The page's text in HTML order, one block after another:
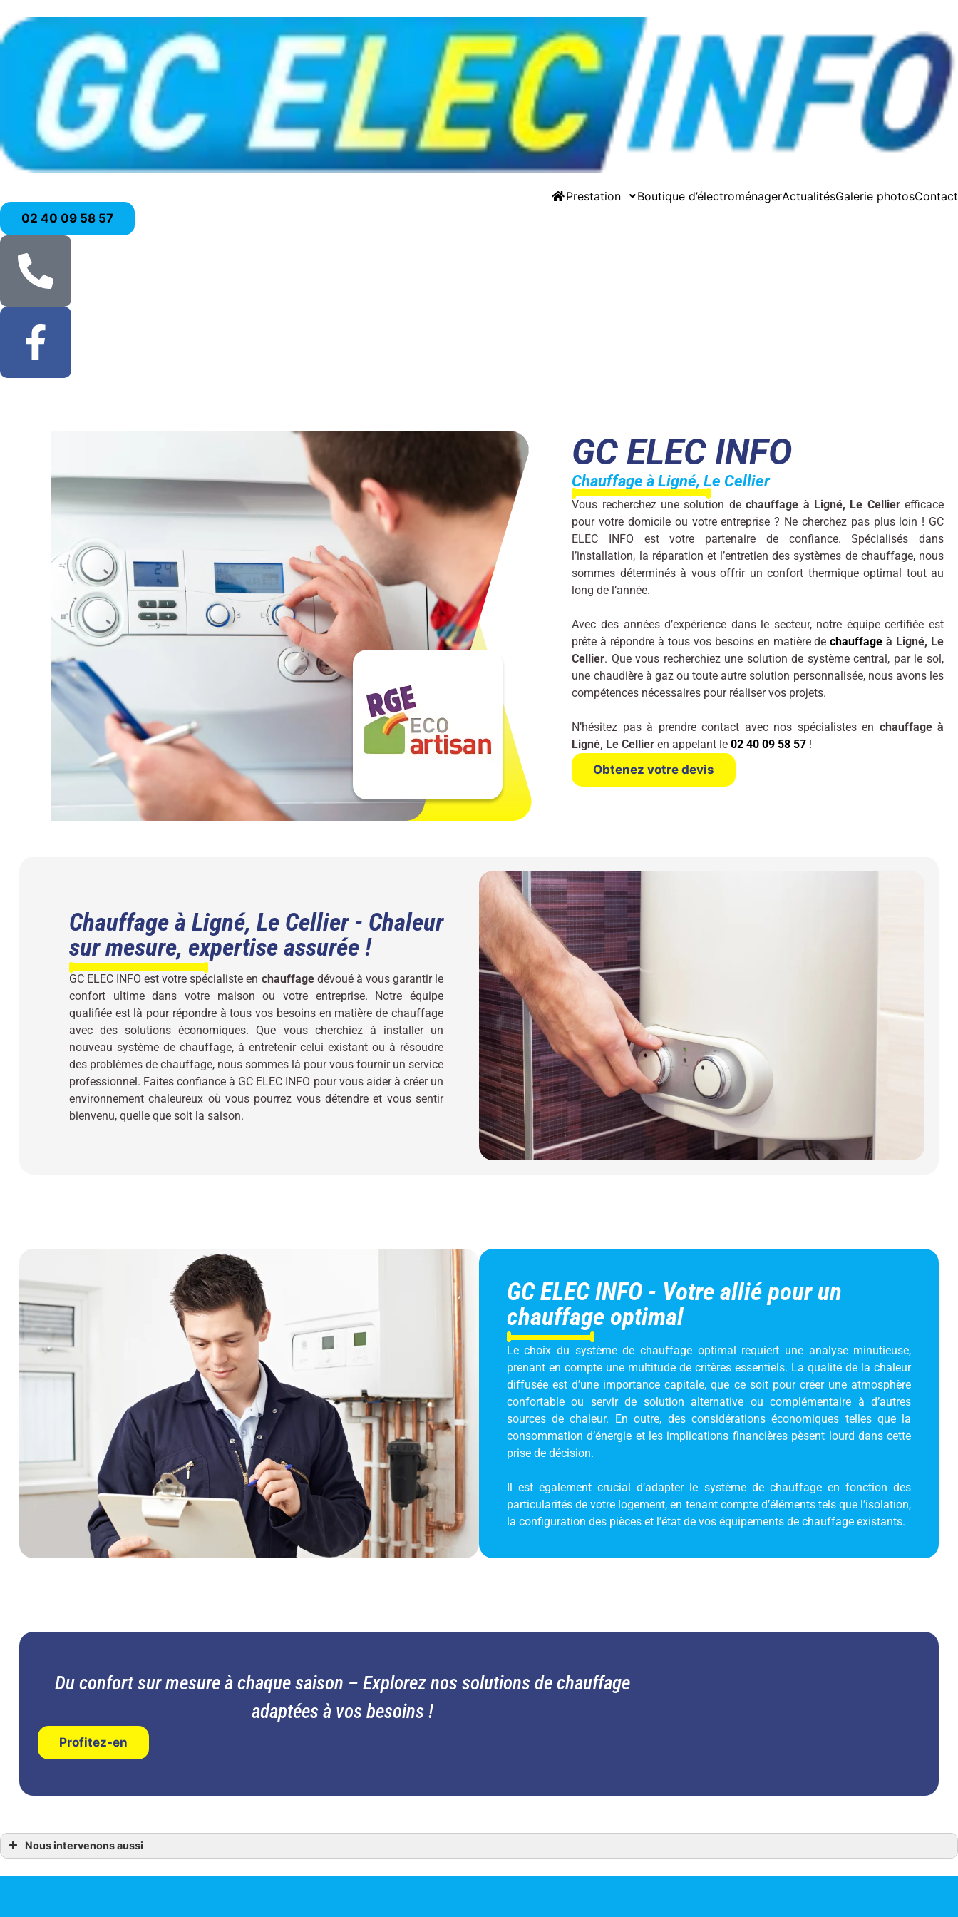
Prestation Boutique d’électroménagerActualitésGalerie photosContact
02 40 09 58 57
GC ELEC INFO
Chauffage à Ligné, Le Cellier
Vous recherchez une solution dechauffage à Ligné, Le Cellier efficace
pour votre domicile ou votre entreprise ? Ne cherchez pas plus loin ! GC
ELEC INFO est votre partenaire de confiance. Spécialisés dans
l’installation, la réparation et l’entretien des systèmes de chauffage, nous
sommes déterminés à vous offrir un confort thermique optimal tout au
long de l’année.
Avec des années d’expérience dans le secteur, notre équipe certifiée est
prête à répondre à tous vos besoins en matière dechauffage à Ligné, Le
Cellier. Que vous recherchiez une solution de système central, par le sol,
une chaudière à gaz ou toute autre solution personnalisée, nous avons les
compétences nécessaires pour réaliser vos projets.
N’hésitez pas à prendre contact avec nos spécialistes en chauffage à
Ligné, Le Cellier en appelant le02 40 09 58 57 !
Obtenez votre devis
Chauffage à Ligné, Le Cellier - Chaleur
sur mesure, expertise assurée !
GC ELEC INFO est votre spécialiste en chauffagedévoué à vous garantir le
confort ultime dans votre maison ou votre entreprise. Notre équipe
qualifiée est là pour répondre à tous vos besoins en matière de chauffage
avec des solutions économiques. Que vous cherchiez à installer un
nouveau système de chauffage, à entretenir celui existant ou à résoudre
des problèmes de chauffage, nous sommes là pour vous fournir un service
professionnel. Faites confiance à GC ELEC INFO pour vous aider à créer un
environnement chaleureux où vous pourrez vous détendre et vous sentir
bienvenu, quelle que soit la saison.
GC ELEC INFO - Votre allié pour un
chauffage optimal
Le choix du système de chauffage optimal requiert une analyse minutieuse,
prenant en compte une multitude de critères essentiels. La qualité de la chaleur
diffusée est d’une importance capitale, que ce soit pour créer une atmosphère
confortable ou servir de solution alternative ou complémentaire à d’autres
sources de chaleur. En outre, des considérations économiques telles que la
consommation d’énergie et les implications financières pèsent lourd dans cette
prise de décision.
Il est également crucial d’adapter le système de chauffage en fonction des
particularités de votre logement, en tenant compte d’éléments tels que l’isolation,
la configuration des pièces et l’état de vos équipements de chauffage existants.
Du confort sur mesure à chaque saison – Explorez nos solutions de chauffage
adaptées à vos besoins !
Profitez-en
Nous intervenons aussi